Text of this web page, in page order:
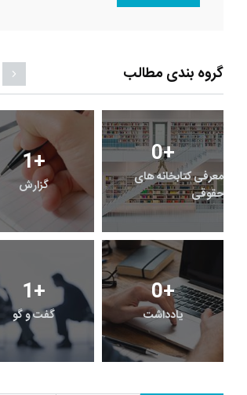
گروه بندی مطالب
1+
گزارش
0+
معرفی کتابخانه های
حقوقی
1+
گفت و گو
0+
یادداشت